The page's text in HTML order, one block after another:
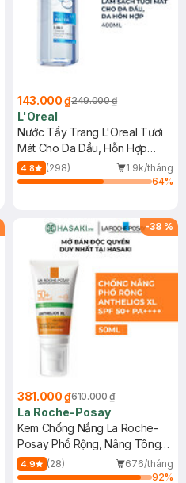
143.000 ₫249.000 ₫
L'Oreal
Nước Tẩy Trang L'Oreal Tươi
Mát Cho Da Dầu, Hỗn Hợp
400ml
4.8 (298)
1.9k/tháng
64%
-38 %
381.000 ₫610.000 ₫
La Roche-Posay
Kem Chống Nắng La Roche-
Posay Phổ Rộng, Nâng Tông
Kiềm Dầu 50ml
4.9 (28)
676/tháng
92%